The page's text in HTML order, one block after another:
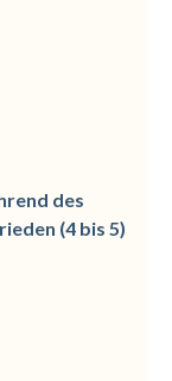
des
(4 bis 5)